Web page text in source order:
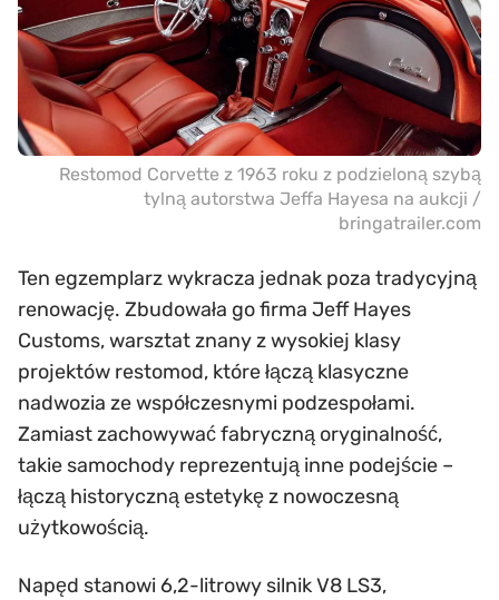
Restomod Corvette z 1963 roku z podzieloną szybą
tylną autorstwa Jeffa Hayesa na aukcji /
bringatrailer.com
Ten egzemplarz wykracza jednak poza tradycyjną
renowację. Zbudowała go firma Jeff Hayes
Customs, warsztat znany z wysokiej klasy
projektów restomod, które łączą klasyczne
nadwozia ze współczesnymi podzespołami.
Zamiast zachowywać fabryczną oryginalność,
takie samochody reprezentują inne podejście –
łączą historyczną estetykę z nowoczesną
użytkowością.
Napęd stanowi 6,2-litrowy silnik V8 LS3,